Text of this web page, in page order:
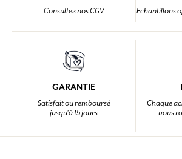
Consultez nos CGV Echantillons
GARANTIE
Satisfait ou remboursé
jusqu'à 15 jours
Chaque
vous